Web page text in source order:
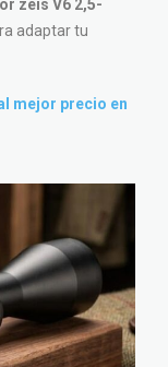
zeis V6 2,5-
adaptar tu
mejor precio en